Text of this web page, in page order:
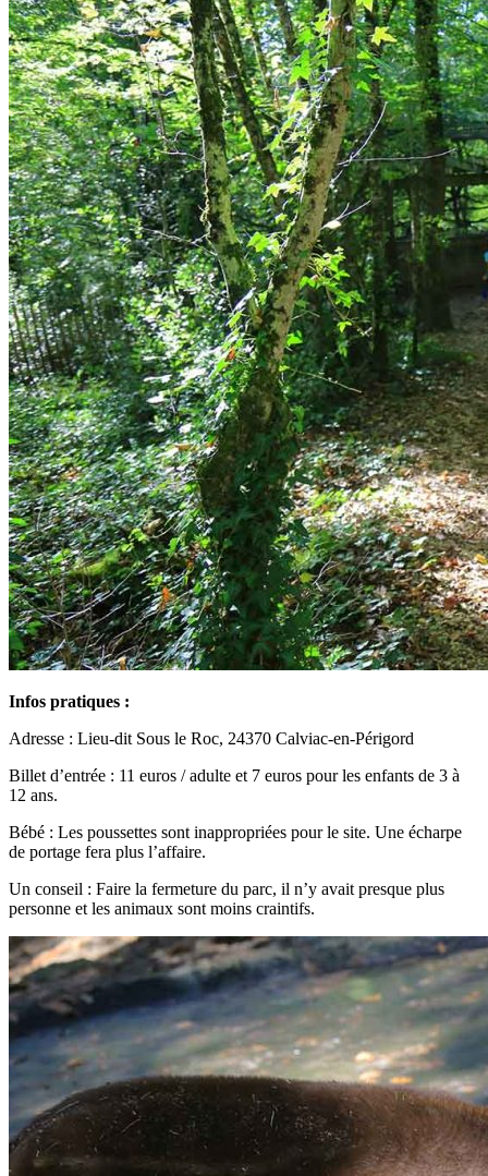
Infos pratiques :
Adresse : Lieu-dit Sous le Roc, 24370 Calviac-en-Périgord
Billet d’entrée : 11 euros / adulte et 7 euros pour les enfants de 3 à
12 ans.
Bébé : Les poussettes sont inappropriées pour le site. Une écharpe
de portage fera plus l’affaire.
Un conseil : Faire la fermeture du parc, il n’y avait presque plus
personne et les animaux sont moins craintifs.